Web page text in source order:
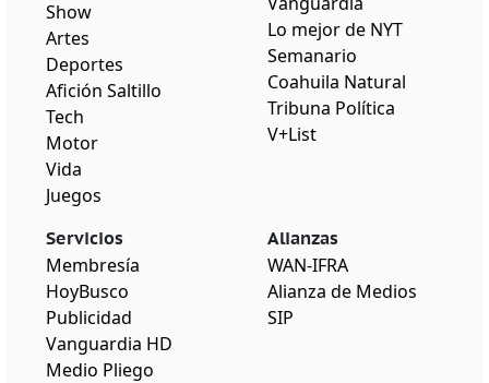
Show
Artes
Deportes
Afición Saltillo
Tech
Motor
Vida
Juegos
Lo mejor de NYT
Semanario
Coahuila Natural
Tribuna Política
V+List
Servicios
Membresía
HoyBusco
Publicidad
Vanguardia HD
Medio Pliego
Alianzas
WAN-IFRA
Alianza de Medios
SIP